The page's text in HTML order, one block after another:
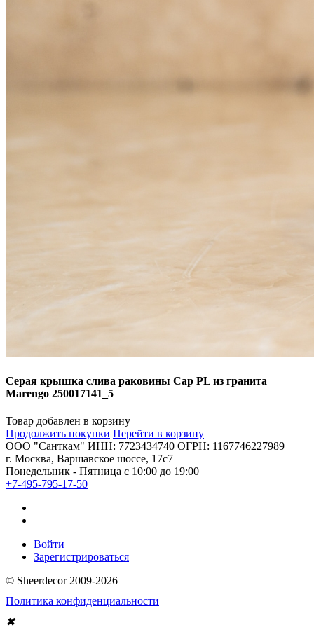
Серая крышка слива раковины Cap PL из гранита
Marengo 250017141_5
Товар добавлен в корзину
Продолжить покупки Перейти в корзину
ООО "Санткам" ИНН: 7723434740 ОГРН: 1167746227989
г. Москва, Варшавское шоссе, 17с7
Понедельник - Пятница с 10:00 до 19:00
+7-495-795-17-50
Войти
Зарегистрироваться
© Sheerdecor 2009-2026
Политика конфиденциальности
✖